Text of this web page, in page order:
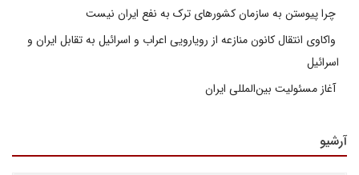
چرا پیوستن به سازمان کشورهای ترک به نفع ایران نیست
واکاوی انتقال کانون منازعه از رویارویی اعراب و اسرائیل به تقابل ایران و
اسرائیل
آغاز مسئولیت بین‌المللی ایران
آرشیو